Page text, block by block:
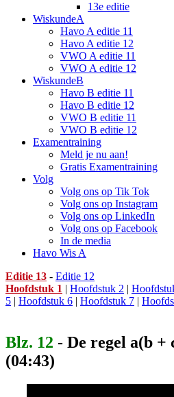
13e editie
WiskundeA
Havo A editie 11
Havo A editie 12
VWO A editie 11
VWO A editie 12
WiskundeB
Havo B editie 11
Havo B editie 12
VWO B editie 11
VWO B editie 12
Examentraining
Meld je nu aan!
Gratis Examentraining
Volg
Volg ons op Tik Tok
Volg ons op Instagram
Volg ons op LinkedIn
Volg ons op Facebook
In de media
Havo Wis A
Editie 13 - Editie 12
Hoofdstuk 1 | Hoofdstuk 2 |
5 | Hoofdstuk 6 | Hoofdstuk 7 |
Blz. 12 - De regel a(b +
(04:43)